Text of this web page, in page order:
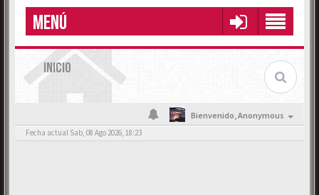
MENÚ
INICIO
Bienvenido,Anonymous
Fecha actual Sab, 08 Ago 2026, 18:23